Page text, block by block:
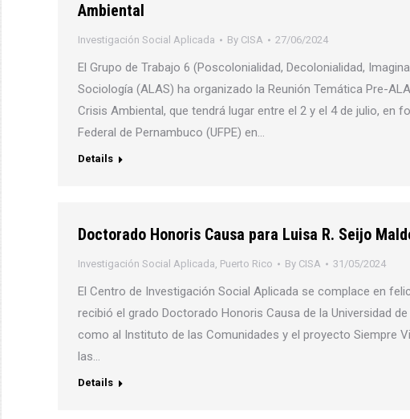
Ambiental
Investigación Social Aplicada By CISA 27/06/2024
El Grupo de Trabajo 6 (Poscolonialidad, Decolonialidad,
Sociología (ALAS) ha organizado la Reunión Temática Pre-
Crisis Ambiental, que tendrá lugar entre el 2 y el 4 de julio, en
Federal de Pernambuco (UFPE) en…
Details
Doctorado Honoris Causa para Luisa R. Seijo
Investigación Social Aplicada, Puerto Rico By CISA 31/05/2024
El Centro de Investigación Social Aplicada se complace en
recibió el grado Doctorado Honoris Causa de la Universidad
como al Instituto de las Comunidades y el proyecto Siempre
las…
Details